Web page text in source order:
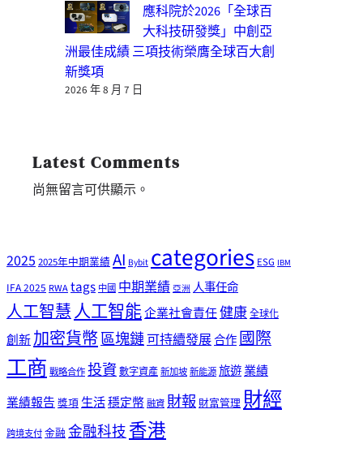
應科院於2026「全球百
大科技研發獎」中創亞
洲最佳成績 三項技術榮膺全球百大創
新獎項
2026 年 8 月 7 日
Latest Comments
尚無留言可供顯示。
2025 2025年中期業績AI Bybitcategories ESG IBM
IFA 2025 RWAtags 中國 中期業績 亞洲 人事任命
人工智慧人工智能企業社會責任健康全球化
創新加密貨幣區塊鏈可持續發展合作國際
工商 戰略合作投資數字資產新加坡新能源旅遊業績
業績報告 獎項生活穩定幣融資 財報 財富管理 財經
跨境支付金融 金融科技 香港